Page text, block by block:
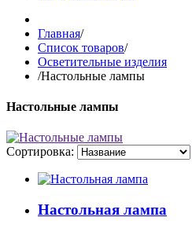
Главная/
Список товаров/
Осветительные изделия
/Настольные лампы
Настольные лампы
Сортировка:
Настольная лампа